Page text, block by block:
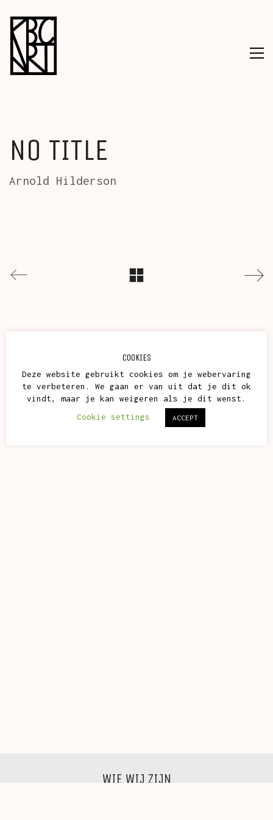
NO TITLE
Arnold Hilderson
WIE WIJ ZIJN
COOKIES
Deze website gebruikt cookies om je webervaring
te verbeteren. We gaan er van uit dat je dit ok
vindt, maar je kan weigeren als je dit wenst.
Cookie settings
ACCEPT